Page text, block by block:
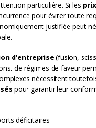
particulière. Si les
pour éviter toute
justifiée peut
d’entreprise (fusion,
de régimes de faveur
nécessitent
pour garantir leur
déficitaires